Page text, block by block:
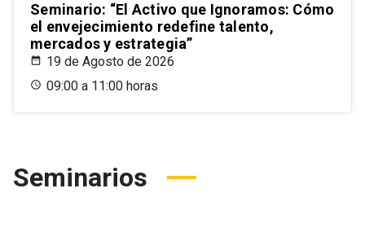
Seminario: “El Activo que Ignoramos: Cómo
el envejecimiento redefine talento,
mercados y estrategia”
19 de Agosto de 2026
09:00 a 11:00 horas
Seminarios